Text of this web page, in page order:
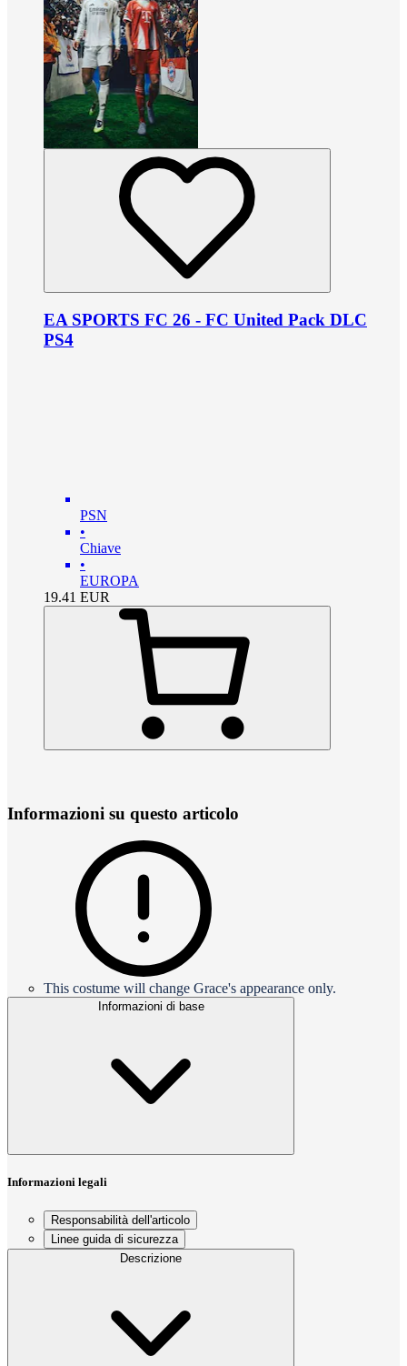
EA SPORTS FC 26 - FC United Pack DLC
PS4
PSN
•
Chiave
•
EUROPA
19.41 EUR
Informazioni su questo articolo
This costume will change Grace's appearance only.
Informazioni di base
Informazioni legali
Responsabilità dell'articolo
Linee guida di sicurezza
Descrizione